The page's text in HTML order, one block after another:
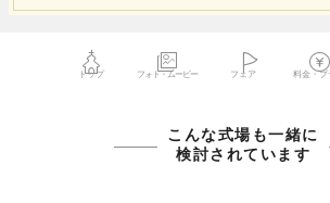
トップ フォト・ムービー フェア 料金・プ
こんな式場も一緒に
検討されています